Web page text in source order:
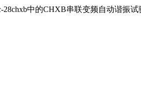
中的CHXB串联变频自动谐振